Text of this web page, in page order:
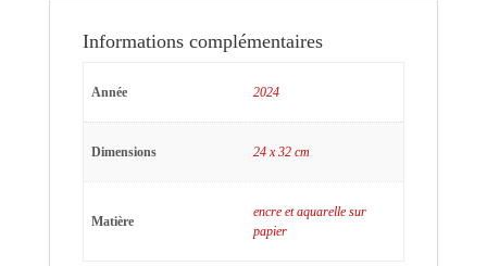
Informations complémentaires
Année 2024
Dimensions 24 x 32 cm
Matière
encre et aquarelle sur
papier